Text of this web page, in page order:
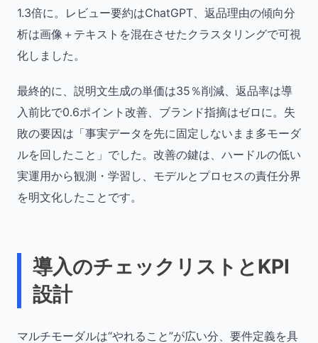
1.3倍に。レビュー要約はChatGPT、返品理由の傾向分
析は画像＋テキストを混在させたクラスタリングで可視
化しました。
最終的に、説明文生成の単価は35％削減、返品率は導
入前比で0.6ポイント改善、ブランド指摘はゼロに。失
敗の要因は「事実データを先に固定しないまま多モーダ
ルを回したこと」でした。改善の鍵は、ハードルの低い
実運用から観測・学習し、モデルとプロセスの責任分界
を明文化したことです。
導入のチェックリストとKPI
設計
マルチモーダルは“やれること”が広い分、要件定義を具